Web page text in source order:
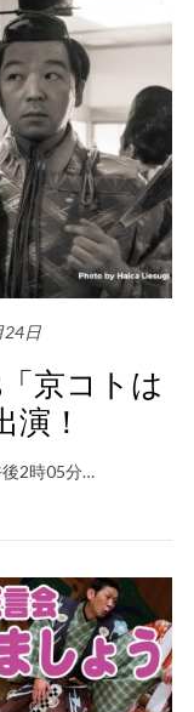
24日
京コトは
演！
後2時05分…